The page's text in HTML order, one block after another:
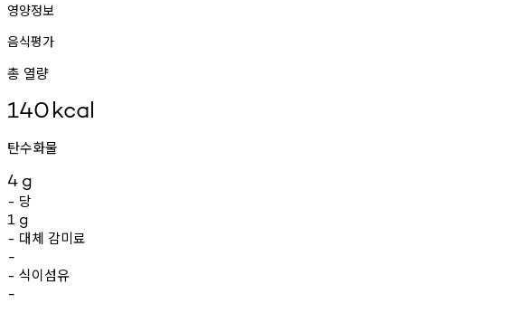
영양정보
음식평가
총 열량
140kcal
탄수화물
4 g
- 당
1 g
- 대체 감미료
-
- 식이섬유
-